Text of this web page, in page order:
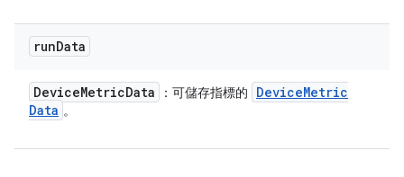
runData
DeviceMetricData ：可儲存指標的 DeviceMetric
Data 。